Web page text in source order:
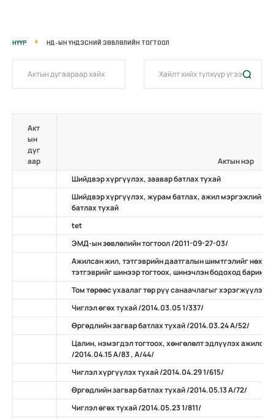
НҮҮР НД-ЫН ҮНДЭСНИЙ ЗӨВЛӨЛИЙН ТОГТООЛ
Акт
ын
дуг
аар
Актын нэр
Шийдвэр хүргүүлэх, заавар батлах тухай
Шийдвэр хүргүүлэх, журам батлах, ажил мэргэжлийн
батлах тухай
tet
ЭМД-ын зөвлөлийн тогтоол /2011-09-27-03/
Ажилсан жил, тэтгэврийн даатгалын шимтгэлийг нөхөн
тэтгэврийг шинээр тогтоох, шинэчлэн бодоход
Том төрөөс ухаалаг төр рүү санаачлагыг хэрэгжүүлэх
Чиглэл өгөх тухай /2014.03.05 1/337/
Өргөдлийн загвар батлах тухай /2014.03.24 А/52/
Цалин, нэмэгдэл тогтоох, хөнгөлөлт эдлүүлэх
/2014.04.15 А/83 , А/44/
Чиглэл хүргүүлэх тухай /2014.04.29 1/615/
Өргөдлийн загвар батлах тухай /2014.05.13 А/72/
Чиглэл өгөх тухай /2014.05.23 1/811/